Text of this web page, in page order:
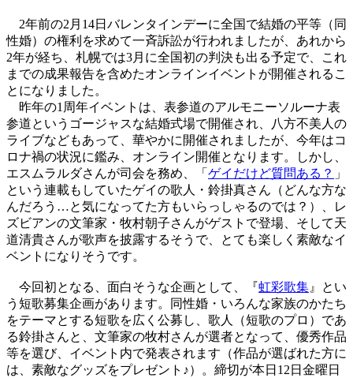
2年前の2月14日バレンタインデーに全国で結婚の平等（同
性婚）の権利を求めて一斉訴訟が行われましたが、あれから
2年が経ち、札幌では3月に全国初の判決も出る予定で、これ
までの成果報告を含めたオンラインイベントが開催されるこ
とになりました。
昨年の1周年イベントは、表参道のアルモニーソルーナ表
参道というゴージャスな結婚式場で開催され、八方不美人の
ライブなどもあって、華やかに開催されましたが、今年はコ
ロナ禍の状況に鑑み、オンライン開催となります。しかし、
エスムラルダさんが司会を務め、「 ゲイだけど質問ある？ 」
という連載もしていたゲイの歌人・鈴掛真さん（どんな方な
んだろう…と気になってた方もいらっしゃるのでは？）、レ
ズビアンの文筆家・牧村朝子さんがゲストで登場、そして天
道清貴さんが歌声を披露するそうで、とても楽しく素敵なイ
ベントになりそうです。
今回初となる、面白そうな企画として、『虹彩歌集 』とい
う短歌募集企画があります。同性婚・いろんな家族のかたち
をテーマとする短歌を広く公募し、歌人（短歌のプロ）であ
る鈴掛さんと、文筆家の牧村さんが選者となって、優秀作品
等を選び、イベント内で発表されます（作品が選ばれた方に
は、素敵なグッズをプレゼント♪）。締切が本日12日金曜日